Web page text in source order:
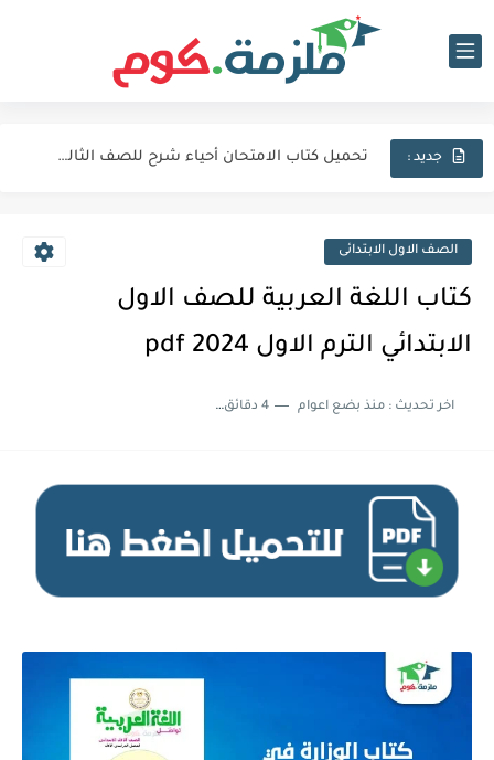
جديد : تحميل كتاب الامتحان أحياء شرح للصف الثالث الثانوي 2027 pdf
اجابات كتاب المعاصر انجليزي للصف الثالث الثانوى 2025 pdf الترم... الصف الاول الابتدائى
كتاب اللغة العربية للصف الاول
الابتدائي الترم الاول 2024 pdf
اخر تحديث :منذ بضع اعوام 4 دقائق للقراءة